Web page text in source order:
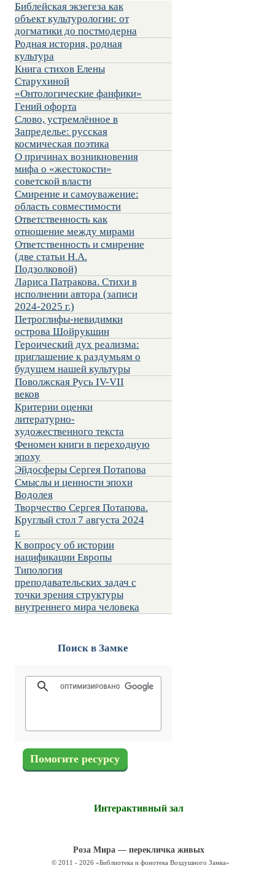
Библейская экзегеза как
объект культурологии: от
догматики до постмодерна
Родная история, родная
культура
Книга стихов Елены
Старухиной
«Онтологические фанфики»
Гений офорта
Слово, устремлённое в
Запределье: русская
космическая поэтика
О причинах возникновения
мифа о «жестокости»
советской власти
Смирение и самоуважение:
область совместимости
Ответственность как
отношение между мирами
Ответственность и смирение
(две статьи Н.А.
Подзолковой)
Лариса Патракова. Стихи в
исполнении автора (записи
2024-2025 г.)
Петроглифы-невидимки
острова Шойрукшин
Героический дух реализма:
приглашение к раздумьям о
будущем нашей культуры
Поволжская Русь IV-VII
веков
Критерии оценки
литературно-
художественного текста
Феномен книги в переходную
эпоху
Эйдосферы Сергея Потапова
Смыслы и ценности эпохи
Водолея
Творчество Сергея Потапова.
Круглый стол 7 августа 2024
г.
К вопросу об истории
нацификации Европы
Типология
преподавательских задач с
точки зрения структуры
внутреннего мира человека
Поиск в Замке
© 2011 - 2026 «Библиотека и фонотека Воздушного Замка»
Интерактивный зал
Роза Мира — перекличка живых
Помогите ресурсу